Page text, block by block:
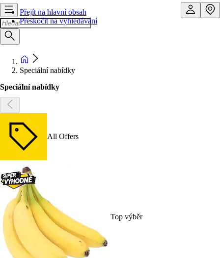
Přejít na hlavní obsah
Přeskočit na vyhledávání
Speciální nabídky
Speciální nabídky
All Offers
Top výběr